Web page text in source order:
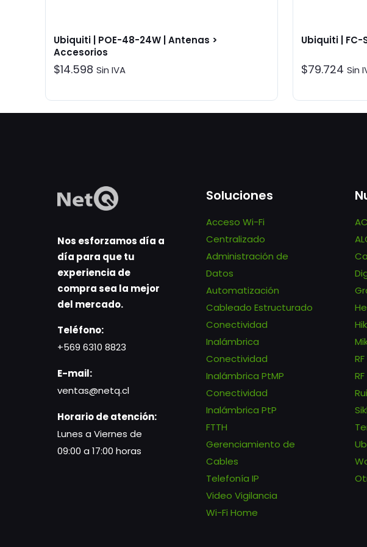
Ubiquiti | POE-48-24W | Antenas >
Accesorios
$14.598 Sin IVA
Ubiquiti | FC-
$79.724 Sin
Nos esforzamos día a
día para que tu
experiencia de
compra sea la mejor
del mercado.
Teléfono:
+569 6310 8823
E-mail:
ventas@netq.cl
Horario de atención:
Lunes a Viernes de
09:00 a 17:00 horas
Soluciones
Acceso Wi-Fi
Centralizado
Administración de
Datos
Automatización
Cableado Estructurado
Conectividad
Inalámbrica
Conectividad
Inalámbrica PtMP
Conectividad
Inalámbrica PtP
FTTH
Gerenciamiento de
Cables
Telefonía IP
Video Vigilancia
Wi-Fi Home